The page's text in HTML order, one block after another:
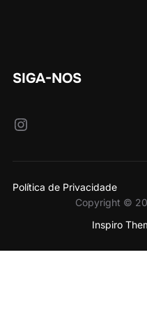
SIGA-NOS
Instagram
Política de Privacidade
Copyright ©
Inspiro